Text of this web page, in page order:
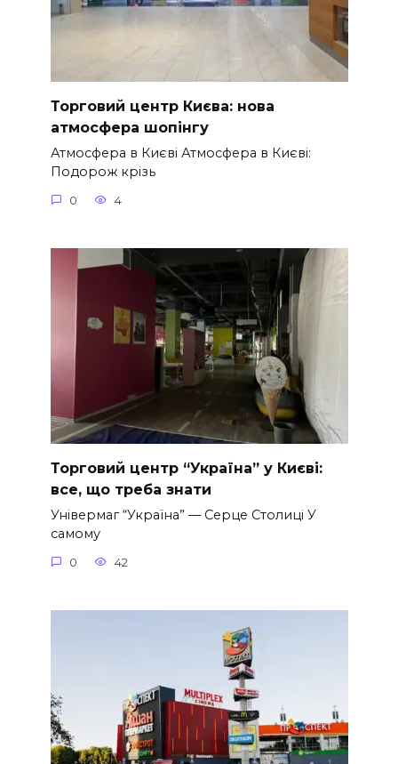
Торговий центр Києва: нова
атмосфера шопінгу
Атмосфера в Києві Атмосфера в Києві:
Подорож крізь
0 4
Торговий центр “Україна” у Києві:
все, що треба знати
Універмаг “Україна” — Серце Столиці У
самому
0 42